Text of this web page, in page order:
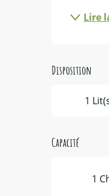
Lire
Disposition
1
Capacité
1